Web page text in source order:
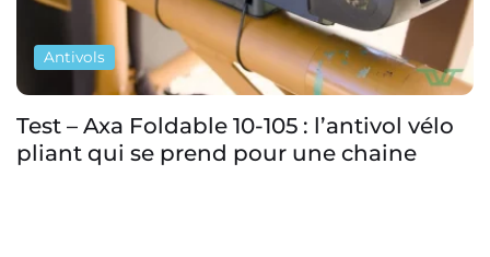
Antivols
Test – Axa Foldable 10-105 : l’antivol vélo
pliant qui se prend pour une chaine